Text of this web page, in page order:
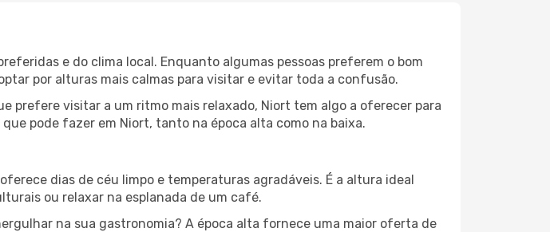
e do clima local. Enquanto algumas pessoas preferem o bom
por alturas mais calmas para visitar e evitar toda a confusão.
prefere visitar a um ritmo mais relaxado, Niort tem algo a oferecer para
pode fazer em Niort, tanto na época alta como na baixa.
dias de céu limpo e temperaturas agradáveis. É a altura ideal
ou relaxar na esplanada de um café.
na sua gastronomia? A época alta fornece uma maior oferta de